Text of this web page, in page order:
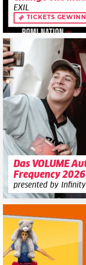
EXIL
TICKETS
Das VOLUME
Frequency 2026
presented by